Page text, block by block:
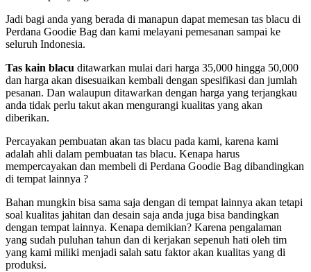
Jadi bagi anda yang berada di manapun dapat memesan tas blacu di
Perdana Goodie Bag dan kami melayani pemesanan sampai ke
seluruh Indonesia.
Tas kain blacu ditawarkan mulai dari harga 35,000 hingga 50,000
dan harga akan disesuaikan kembali dengan spesifikasi dan jumlah
pesanan. Dan walaupun ditawarkan dengan harga yang terjangkau
anda tidak perlu takut akan mengurangi kualitas yang akan
diberikan.
Percayakan pembuatan akan tas blacu pada kami, karena kami
adalah ahli dalam pembuatan tas blacu. Kenapa harus
mempercayakan dan membeli di Perdana Goodie Bag dibandingkan
di tempat lainnya ?
Bahan mungkin bisa sama saja dengan di tempat lainnya akan tetapi
soal kualitas jahitan dan desain saja anda juga bisa bandingkan
dengan tempat lainnya. Kenapa demikian? Karena pengalaman
yang sudah puluhan tahun dan di kerjakan sepenuh hati oleh tim
yang kami miliki menjadi salah satu faktor akan kualitas yang di
produksi.